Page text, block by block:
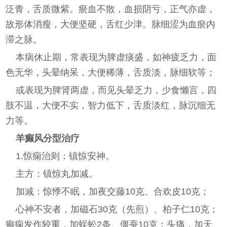
泛青，舌质微紫。瘀血不散，血损阴亏，正气亦虚，
故形体消瘦，大便坚硬，舌红少津。脉细涩为血瘀内
滞之脉。
本病休止期，常表现为脾虚痰盛，如神疲乏力，面
色无华，头晕纳呆，大便稀薄，舌质淡，脉细软等；
或表现为脾肾两虚，而见头晕乏力，少食懒言，四
肢不温，大便不实，智力低下，舌质淡红，脉沉细无
力等。
羊癫风分型治疗
1.惊痫治则：镇惊安神。
主方：镇惊丸加减。
加减：惊悸不眠，加夜交藤10克、合欢皮10克；
心神不安者，加磁石30克（先煎）、柏子仁10克；
癫痫发作较重，加蜈蚣2条、僵蚕10克；头痛，加天